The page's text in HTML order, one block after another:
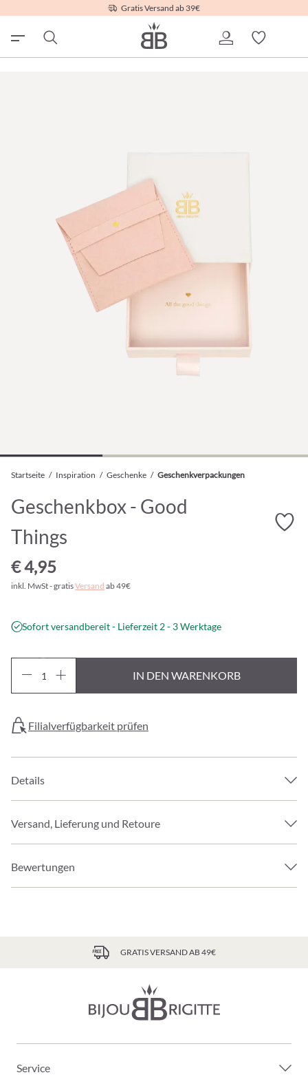
Gratis Versand ab 39€
Startseite / Inspiration / Geschenke / Geschenkverpackungen
Geschenkbox - Good
Things
€ 4,95
inkl. MwSt - gratisVersand ab 49€
Sofort versandbereit - Lieferzeit 2 - 3 Werktage
IN DEN WARENKORB
Filialverfügbarkeit prüfen
Details
Versand, Lieferung und Retoure
Bewertungen
GRATIS VERSAND AB 49€
Service